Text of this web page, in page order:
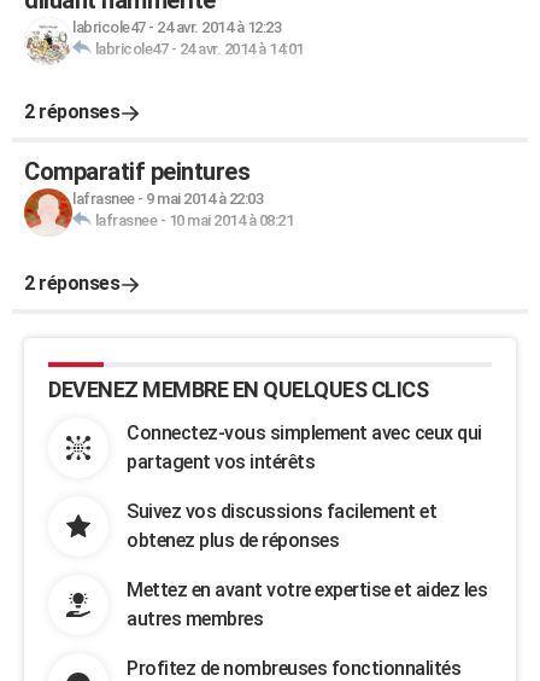
labricole47- 24 avr. 2014 à 12:23
labricole47- 24 avr. 2014 à 14:01
2 réponses
Comparatif peintures
lafrasnee- 9 mai 2014 à 22:03
lafrasnee- 10 mai 2014 à 08:21
2 réponses
DEVENEZ MEMBRE EN QUELQUES CLICS
Connectez-vous simplement avec ceux qui
partagent vos intérêts
Suivez vos discussions facilement et
obtenez plus de réponses
Mettez en avant votre expertise et aidez les
autres membres
Profitez de nombreuses fonctionnalités